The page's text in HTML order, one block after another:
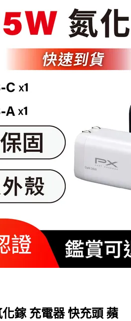
鎵 充電器 快充頭 蘋